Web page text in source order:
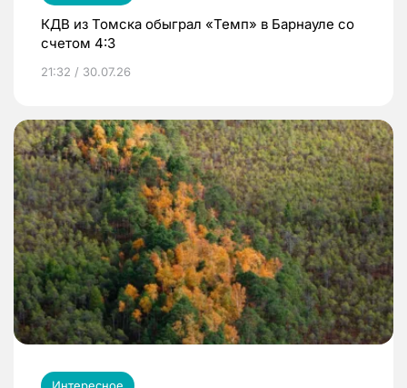
КДВ из Томска обыграл «Темп» в Барнауле со
счетом 4:3
21:32 / 30.07.26